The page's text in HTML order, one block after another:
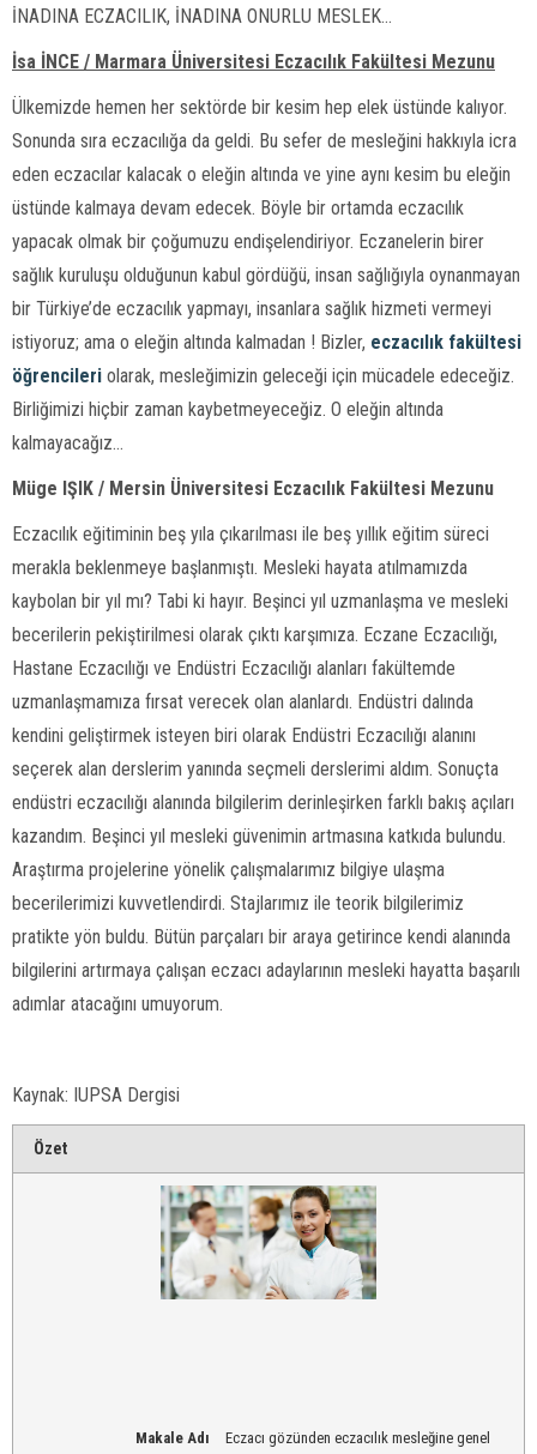
İNADINA ECZACILIK, İNADINA ONURLU MESLEK…
İsa İNCE / Marmara Üniversitesi Eczacılık Fakültesi Mezunu
Ülkemizde hemen her sektörde bir kesim hep elek üstünde kalıyor.
Sonunda sıra eczacılığa da geldi. Bu sefer de mesleğini hakkıyla icra
eden eczacılar kalacak o eleğin altında ve yine aynı kesim bu eleğin
üstünde kalmaya devam edecek. Böyle bir ortamda eczacılık
yapacak olmak bir çoğumuzu endişelendiriyor. Eczanelerin birer
sağlık kuruluşu olduğunun kabul gördüğü, insan sağlığıyla oynanmayan
bir Türkiye’de eczacılık yapmayı, insanlara sağlık hizmeti vermeyi
istiyoruz; ama o eleğin altında kalmadan ! Bizler, eczacılık fakültesi
öğrencileri olarak, mesleğimizin geleceği için mücadele edeceğiz.
Birliğimizi hiçbir zaman kaybetmeyeceğiz. O eleğin altında
kalmayacağız…
Müge IŞIK / Mersin Üniversitesi Eczacılık Fakültesi Mezunu
Eczacılık eğitiminin beş yıla çıkarılması ile beş yıllık eğitim süreci
merakla beklenmeye başlanmıştı. Mesleki hayata atılmamızda
kaybolan bir yıl mı? Tabi ki hayır. Beşinci yıl uzmanlaşma ve mesleki
becerilerin pekiştirilmesi olarak çıktı karşımıza. Eczane Eczacılığı,
Hastane Eczacılığı ve Endüstri Eczacılığı alanları fakültemde
uzmanlaşmamıza fırsat verecek olan alanlardı. Endüstri dalında
kendini geliştirmek isteyen biri olarak Endüstri Eczacılığı alanını
seçerek alan derslerim yanında seçmeli derslerimi aldım. Sonuçta
endüstri eczacılığı alanında bilgilerim derinleşirken farklı bakış açıları
kazandım. Beşinci yıl mesleki güvenimin artmasına katkıda bulundu.
Araştırma projelerine yönelik çalışmalarımız bilgiye ulaşma
becerilerimizi kuvvetlendirdi. Stajlarımız ile teorik bilgilerimiz
pratikte yön buldu. Bütün parçaları bir araya getirince kendi alanında
bilgilerini artırmaya çalışan eczacı adaylarının mesleki hayatta başarılı
adımlar atacağını umuyorum.
Kaynak: IUPSA Dergisi
Özet
Makale Adı
Eczacı gözünden eczacılık mesleğine genel